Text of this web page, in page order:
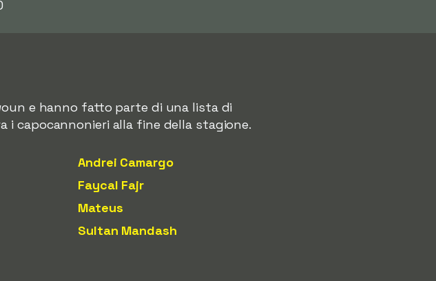
e hanno fatto parte di una lista di
capocannonieri alla fine della stagione.
Andrei Camargo
Faycal Fajr
Mateus
Sultan Mandash